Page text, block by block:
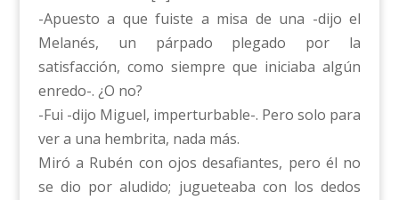
-Apuesto a que fuiste a misa de una -dijo el
Melanés, un párpado plegado por la
satisfacción, como siempre que iniciaba algún
enredo-. ¿O no?
-Fui -dijo Miguel, imperturbable-. Pero solo para
ver a una hembrita, nada más.
Miró a Rubén con ojos desafiantes, pero él no
se dio por aludido; jugueteaba con los dedos